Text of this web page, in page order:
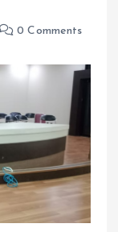
0 Comments